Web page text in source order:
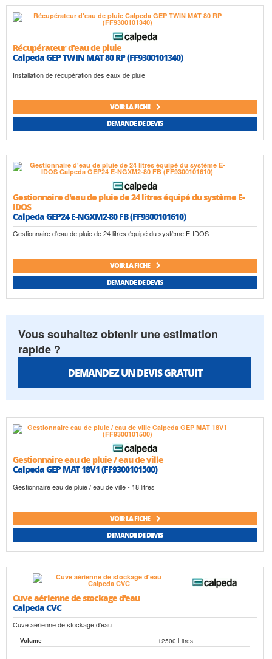
Récupérateur d'eau de pluie
Calpeda GEP TWIN MAT 80 RP (FF9300101340)
Installation de récupération des eaux de pluie
VOIR LA FICHE
DEMANDE DE DEVIS
Gestionnaire d'eau de pluie de 24 litres équipé du système E-
IDOS
Calpeda GEP24 E-NGXM2-80 FB (FF9300101610)
Gestionnaire d'eau de pluie de 24 litres équipé du système E-IDOS
VOIR LA FICHE
DEMANDE DE DEVIS
Vous souhaitez obtenir une estimation
rapide ?
DEMANDEZ UN DEVIS GRATUIT
Gestionnaire eau de pluie / eau de ville
Calpeda GEP MAT 18V1 (FF9300101500)
Gestionnaire eau de pluie / eau de ville - 18 litres
VOIR LA FICHE
DEMANDE DE DEVIS
Cuve aérienne de stockage d'eau
Calpeda CVC
Cuve aérienne de stockage d'eau
Volume 12500 Litres